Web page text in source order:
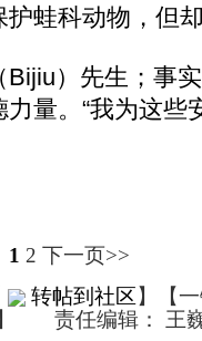
蛙科动物，但
）先生；事实
量。“我为这些
1 2 下一页>>
转帖到社区】【
责任编辑： 王